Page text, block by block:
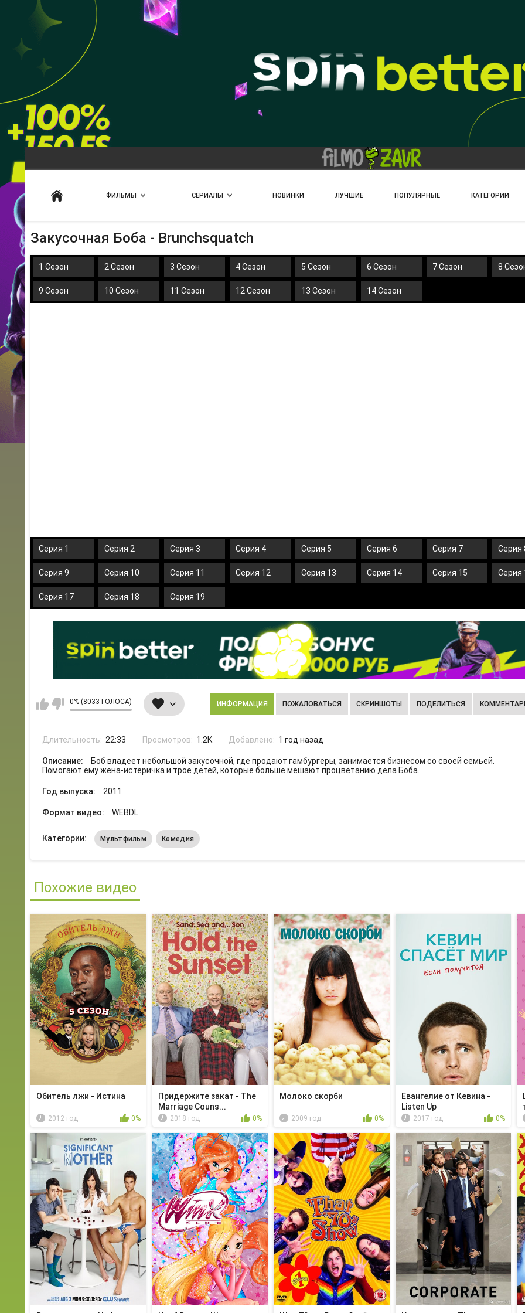
ФИЛЬМЫ СЕРИАЛЫ НОВИНКИ ЛУЧШИЕ ПОПУЛЯРНЫЕ КАТЕГОРИИ
Закусочная Боба - Brunchsquatch
1 Сезон 2 Сезон 3 Сезон 4 Сезон 5 Сезон 6 Сезон 7 Сезон 8
9 Сезон 10 Сезон 11 Сезон 12 Сезон 13 Сезон 14 Сезон
Серия 1 Серия 2 Серия 3 Серия 4 Серия 5 Серия 6 Серия 7 Серия
Серия 9 Серия 10 Серия 11 Серия 12 Серия 13 Серия 14 Серия 15 Серия
Серия 17 Серия 18 Серия 19
0% (8033 ГОЛОСА) ИНФОРМАЦИЯ ПОЖАЛОВАТЬСЯ СКРИНШОТЫ ПОДЕЛИТЬСЯ
Длительность: 22:33 Просмотров: 1.2K Добавлено: 1 год назад
Описание:
Боб владеет небольшой закусочной, где продают гамбургеры, занимается бизнесом со своей семьей.
Помогают ему жена-истеричка и трое детей, которые больше мешают процветанию дела Боба.
Год выпуска: 2011
Формат видео: WEBDL
Категории: Мультфильм Комедия
Похожие видео
Обитель лжи - Истина
2012 год 0%
Придержите закат - The
Marriage Couns...
2018 год 0%
Молоко скорби
2009 год 0%
Евангелие от Кевина -
Listen Up
2017 год 0%